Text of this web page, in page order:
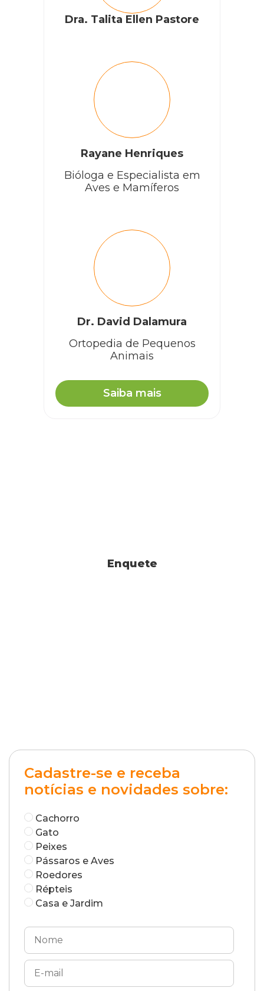
Dra. Talita Ellen Pastore
Rayane Henriques
Bióloga e Especialista em
Aves e Mamíferos
Dr. David Dalamura
Ortopedia de Pequenos
Animais
Saiba mais
Enquete
Cadastre-se e receba
notícias e novidades sobre:
Cachorro
Gato
Peixes
Pássaros e Aves
Roedores
Répteis
Casa e Jardim